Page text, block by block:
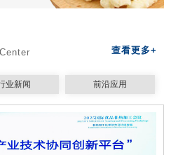
查看更多+
业新闻 前沿应用